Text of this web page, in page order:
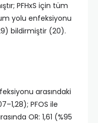
PFHxS için tüm
yolu enfeksiyonu
bildirmiştir (20).
arasındaki
PFOS ile
OR: 1,61 (%95